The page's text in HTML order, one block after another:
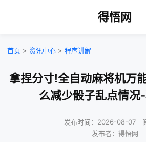
得悟网
首页 > 资讯中心 > 程序讲解
拿捏分寸!全自动麻将机万
么减少骰子乱点情况
发布时间：2026-08-07｜
发布者：得悟网